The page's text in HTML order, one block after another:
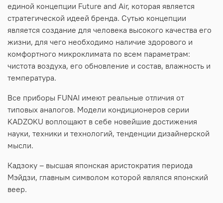
единой концепции Future and Air, которая является
стратегической идеей бренда. Сутью концепции
является создание для человека высокого качества его
жизни, для чего необходимо наличие здорового и
комфортного микроклимата по всем параметрам:
чистота воздуха, его обновление и состав, влажность и
температура.
Все приборы FUNAI имеют реальные отличия от
типовых аналогов. Модели кондиционеров серии
KADZOKU воплощают в себе новейшие достижения
науки, техники и технологий, тенденции дизайнерской
мысли.
Кадзоку – высшая японская аристократия периода
Мэйдзи, главным символом которой являлся японский
веер.